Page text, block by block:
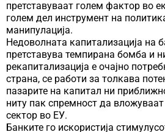
претставуваат голем фактор во
голем дел инструмент на
манипулација.
Недоволната капитализација на
претставува темпирана бомба и
рекапитализација е очајно
страна, се работи за толкава
пазарите на капитал ни
ниту пак спремност да
сектор во ЕУ.
Банките го искористија